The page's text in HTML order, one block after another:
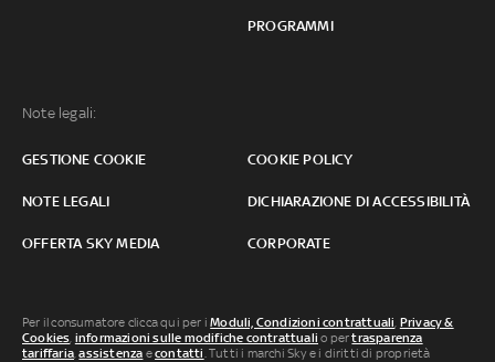
PROGRAMMI
Note legali:
GESTIONE COOKIE COOKIE POLICY
NOTE LEGALI DICHIARAZIONE DI ACCESSIBILITÀ
OFFERTA SKY MEDIA CORPORATE
Per il consumatore clicca qui per iModuli, Condizioni contrattuali, Privacy &
Cookies, informazioni sulle modifiche contrattuali o pertrasparenza
tariffaria,assistenza econtatti. Tutti i marchi Sky e i diritti di proprietà